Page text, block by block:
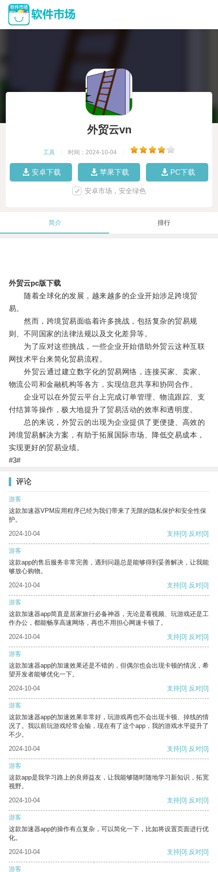
外贸云vn
工具 时间：2024-10-04
安卓下载 苹果下载 PC下载
安卓市场，安全绿色
简介 排行
外贸云pc版下载
随着全球化的发展，越来越多的企业开始涉足跨境贸
易。
然而，跨境贸易面临着许多挑战，包括复杂的贸易规
则、不同国家的法律法规以及文化差异等。
为了应对这些挑战，一些企业开始借助外贸云这种互联
网技术平台来简化贸易流程。
外贸云通过建立数字化的贸易网络，连接买家、卖家、
物流公司和金融机构等各方，实现信息共享和协同合作。
企业可以在外贸云平台上完成订单管理、物流跟踪、支
付结算等操作，极大地提升了贸易活动的效率和透明度。
总的来说，外贸云的出现为企业提供了更便捷、高效的
跨境贸易解决方案，有助于拓展国际市场、降低交易成本，
实现更好的贸易业绩。
#3#
评论
游客
这款加速器VPM应用程序已经为我们带来了无限的隐私保护和安全性保
护。
2024-10-04
支持[0] 反对[0]
游客
这款app的售后服务非常完善，遇到问题总是能够得到妥善解决，让我能
够放心购物。
2024-10-04
支持[0] 反对[0]
游客
这款加速器app简直是居家旅行必备神器，无论是看视频、玩游戏还是工
作办公，都能畅享高速网络，再也不用担心网速卡顿了。
2024-10-04
支持[0] 反对[0]
游客
这款加速器app的加速效果还是不错的，但偶尔也会出现卡顿的情况，希
望开发者能够优化一下。
2024-10-04
支持[0] 反对[0]
游客
这款加速器app的加速效果非常好，玩游戏再也不会出现卡顿、掉线的情
况了。我以前玩游戏经常会输，现在有了这个app，我的游戏水平提升了
不少。
2024-10-04
支持[0] 反对[0]
游客
这款app是我学习路上的良师益友，让我能够随时随地学习新知识，拓宽
视野。
2024-10-04
支持[0] 反对[0]
游客
这款加速器app的操作有点复杂，可以简化一下，比如将设置页面进行优
化。
2024-10-04
支持[0] 反对[0]
游客